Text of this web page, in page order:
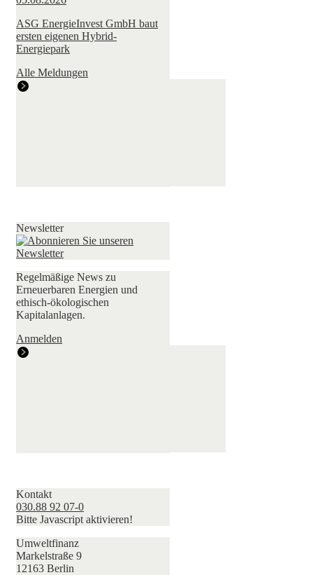
ASG EnergieInvest GmbH baut
ersten eigenen Hybrid-
Energiepark
Alle Meldungen
Newsletter
Regelmäßige News zu
Erneuerbaren Energien und
ethisch-ökologischen
Kapitalanlagen.
Anmelden
Kontakt
030.88 92 07-0
Bitte Javascript aktivieren!
Umweltfinanz
Markelstraße 9
12163 Berlin